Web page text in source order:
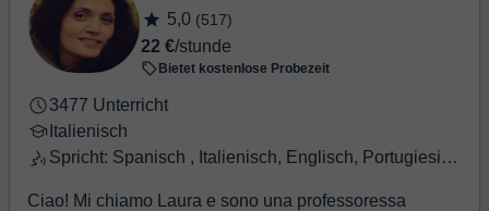
5,0 (517)
22 €/stunde
Bietet kostenlose Probezeit
3477 Unterricht
Italienisch
Spricht: Spanisch , Italienisch, Englisch, Portugiesisch
Ciao! Mi chiamo Laura e sono una professoressa